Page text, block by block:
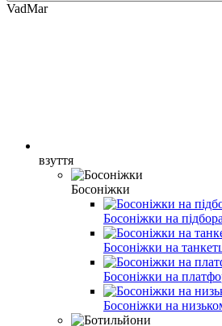
VadMar
взуття
Босоніжки
Босоніжки на
Босоніжки на
Босоніжки на
Босоніжки на